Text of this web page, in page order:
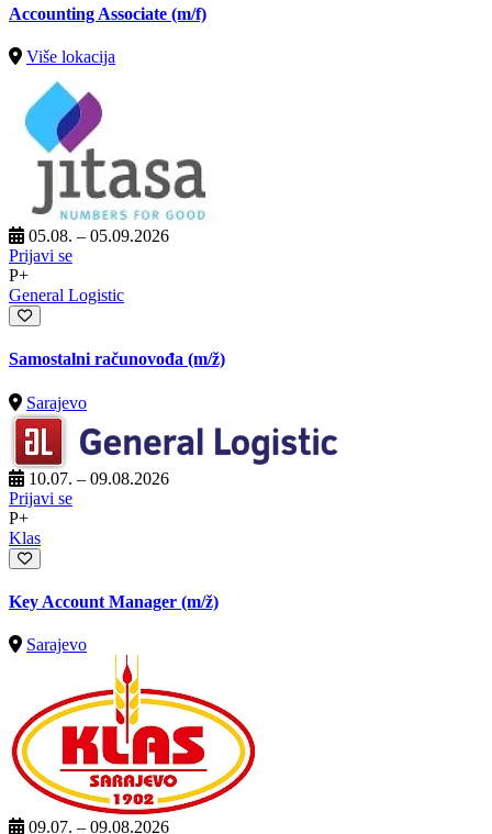
Accounting Associate (m/f)
Više lokacija
05.08. – 05.09.2026
Prijavi se
P+
General Logistic
Samostalni računovođa (m/ž)
Sarajevo
10.07. – 09.08.2026
Prijavi se
P+
Klas
Key Account Manager (m/ž)
Sarajevo
09.07. – 09.08.2026